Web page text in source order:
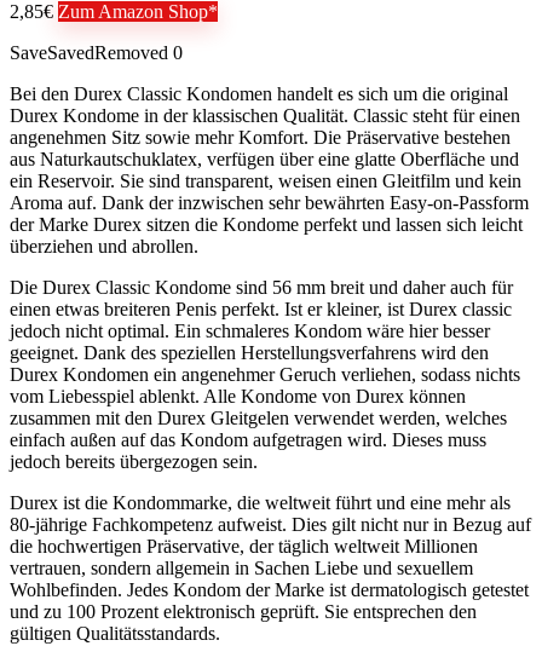
2,85€ Zum Amazon Shop*
SaveSavedRemoved 0
Bei den Durex Classic Kondomen handelt es sich um die original
Durex Kondome in der klassischen Qualität. Classic steht für einen
angenehmen Sitz sowie mehr Komfort. Die Präservative bestehen
aus Naturkautschuklatex, verfügen über eine glatte Oberfläche und
ein Reservoir. Sie sind transparent, weisen einen Gleitfilm und kein
Aroma auf. Dank der inzwischen sehr bewährten Easy-on-Passform
der Marke Durex sitzen die Kondome perfekt und lassen sich leicht
überziehen und abrollen.
Die Durex Classic Kondome sind 56 mm breit und daher auch für
einen etwas breiteren Penis perfekt. Ist er kleiner, ist Durex classic
jedoch nicht optimal. Ein schmaleres Kondom wäre hier besser
geeignet. Dank des speziellen Herstellungsverfahrens wird den
Durex Kondomen ein angenehmer Geruch verliehen, sodass nichts
vom Liebesspiel ablenkt. Alle Kondome von Durex können
zusammen mit den Durex Gleitgelen verwendet werden, welches
einfach außen auf das Kondom aufgetragen wird. Dieses muss
jedoch bereits übergezogen sein.
Durex ist die Kondommarke, die weltweit führt und eine mehr als
80-jährige Fachkompetenz aufweist. Dies gilt nicht nur in Bezug auf
die hochwertigen Präservative, der täglich weltweit Millionen
vertrauen, sondern allgemein in Sachen Liebe und sexuellem
Wohlbefinden. Jedes Kondom der Marke ist dermatologisch getestet
und zu 100 Prozent elektronisch geprüft. Sie entsprechen den
gültigen Qualitätsstandards.